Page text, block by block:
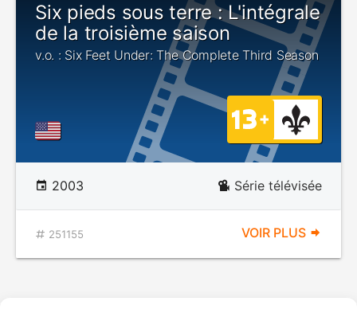
Six pieds sous terre : L'intégrale
de la troisième saison
v.o. : Six Feet Under: The Complete Third Season
2003 Série télévisée
251155 VOIR PLUS